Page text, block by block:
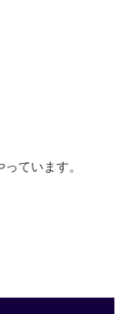
ています。